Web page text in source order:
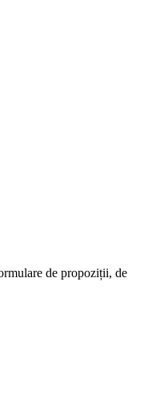
de propoziții, de